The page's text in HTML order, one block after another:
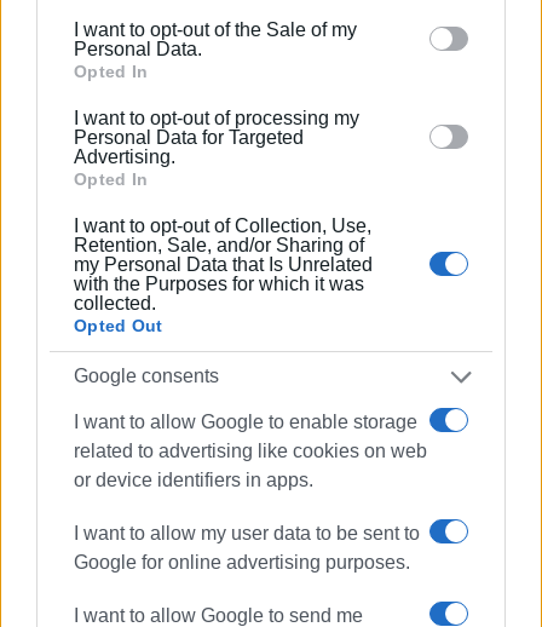
behaviour. You may click to grant or deny consent to
Google and its third-party tags to use your data for
section.
I want to opt-out of the Sale of my
Personal Data.
Opted In
I want to opt-out of processing my
Personal Data for Targeted
Advertising.
Opted In
I want to opt-out of Collection, Use,
Retention, Sale, and/or Sharing of
my Personal Data that Is Unrelated
with the Purposes for which it was
collected.
Opted Out
Google consents
I want to allow Google to enable storage
related to advertising like cookies on web
or device identifiers in apps.
I want to allow my user data to be sent to
Google for online advertising purposes.
I want to allow Google to send me
υπηρέτησε και από τη θέση του γενικού
γραμματέα στο δ.σ. επί οκτώ χρόνια. Πιστεύει
στην ενημέρωση είναι το ενδιαφέρον του για τα
κοινά και στην επικοινωνία η έντιμη και
ανιδιοτελής διαμεσολάβηση.
Ακολουθήστε το enimerosi στοFacebook
Συνδρομητές στο e-paper